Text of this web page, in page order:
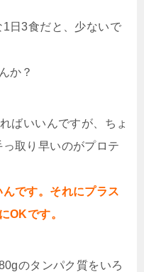
日3食だと、少ないで
か？
ばいいんですが、ちょ
取り早いのがプロテ
です。それにプラス
OKです。
のタンパク質をいろ